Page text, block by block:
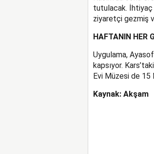
tutulacak. İhtiyaç
ziyaretçi gezmiş
HAFTANIN HER
Uygulama,
kapsıyor.
Evi Müzesi de 15
Kaynak: Akşam